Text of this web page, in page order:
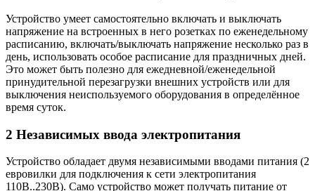
Устройство умеет самостоятельно включать и выключать
напряжение на встроенных в него розетках по еженедельному
расписанию, включать/выключать напряжение несколько раз в
день, использовать особое расписание для праздничных дней.
Это может быть полезно для ежедневной/еженедельной
принудительной перезагрузки внешних устройств или для
выключения неиспользуемого оборудования в определённое
время суток.
2 Независимых ввода электропитания
Устройство обладает двумя независимыми вводами питания (2
евровилки для подключения к сети электропитания
110В..230В). Само устройство может получать питание от